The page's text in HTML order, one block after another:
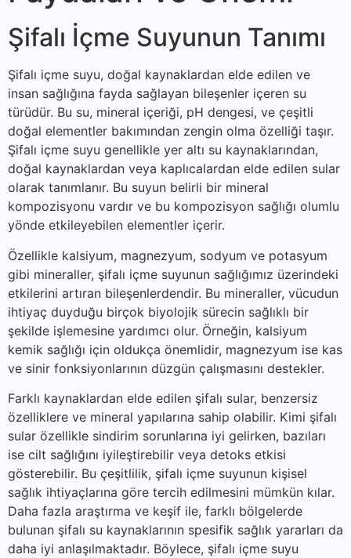
Şifalı İçme Suyunun Tanımı
Şifalı içme suyu, doğal kaynaklardan elde edilen ve
insan sağlığına fayda sağlayan bileşenler içeren su
türüdür. Bu su, mineral içeriği, pH dengesi, ve çeşitli
doğal elementler bakımından zengin olma özelliği taşır.
Şifalı içme suyu genellikle yer altı su kaynaklarından,
doğal kaynaklardan veya kaplıcalardan elde edilen sular
olarak tanımlanır. Bu suyun belirli bir mineral
kompozisyonu vardır ve bu kompozisyon sağlığı olumlu
yönde etkileyebilen elementler içerir.
Özellikle kalsiyum, magnezyum, sodyum ve potasyum
gibi mineraller, şifalı içme suyunun sağlığımız üzerindeki
etkilerini artıran bileşenlerdendir. Bu mineraller, vücudun
ihtiyaç duyduğu birçok biyolojik sürecin sağlıklı bir
şekilde işlemesine yardımcı olur. Örneğin, kalsiyum
kemik sağlığı için oldukça önemlidir, magnezyum ise kas
ve sinir fonksiyonlarının düzgün çalışmasını destekler.
Farklı kaynaklardan elde edilen şifalı sular, benzersiz
özelliklere ve mineral yapılarına sahip olabilir. Kimi şifalı
sular özellikle sindirim sorunlarına iyi gelirken, bazıları
ise cilt sağlığını iyileştirebilir veya detoks etkisi
gösterebilir. Bu çeşitlilik, şifalı içme suyunun kişisel
sağlık ihtiyaçlarına göre tercih edilmesini mümkün kılar.
Daha fazla araştırma ve keşif ile, farklı bölgelerde
bulunan şifalı su kaynaklarının spesifik sağlık yararları da
daha iyi anlaşılmaktadır. Böylece, şifalı içme suyu